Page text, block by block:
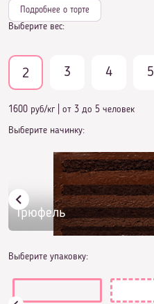
Подробнее о торте
Выберите вес:
2 3 4 5
1600 руб/кг от 3 до 5 человек
Выберите начинку:
Трюфель
Выберите упаковку: